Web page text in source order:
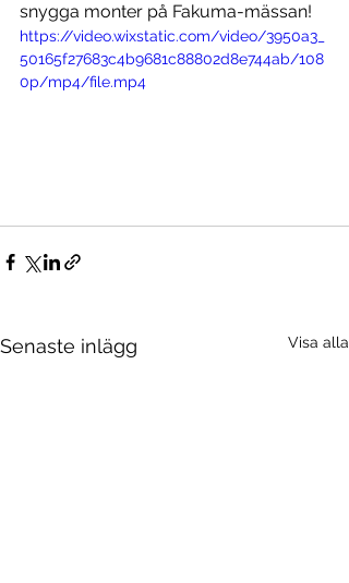
snygga monter på Fakuma-mässan!
https://video.wixstatic.com/video/3950a3_
50165f27683c4b9681c88802d8e744ab/108
0p/mp4/file.mp4
Senaste inlägg Visa alla